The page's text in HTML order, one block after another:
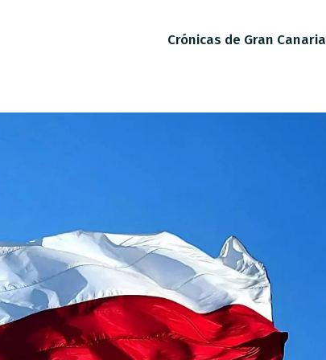
Crónicas de Gran Canaria